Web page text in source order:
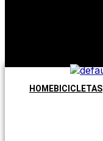
HOMEBICICLETAS